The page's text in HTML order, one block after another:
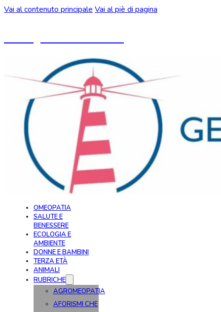
Vai al contenuto principale Vai al piè di pagina
OMEOPATIA
SALUTE E
BENESSERE
ECOLOGIA E
AMBIENTE
DONNE E BAMBINI
TERZA ETÀ
ANIMALI
RUBRICHE
AGROMEOPATIA
AFORISMI CHE